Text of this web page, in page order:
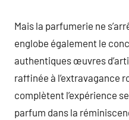
Mais la parfumerie ne
englobe également le
authentiques œuvres
raffinée à l’extravagance
complètent l’expérience
parfum dans la